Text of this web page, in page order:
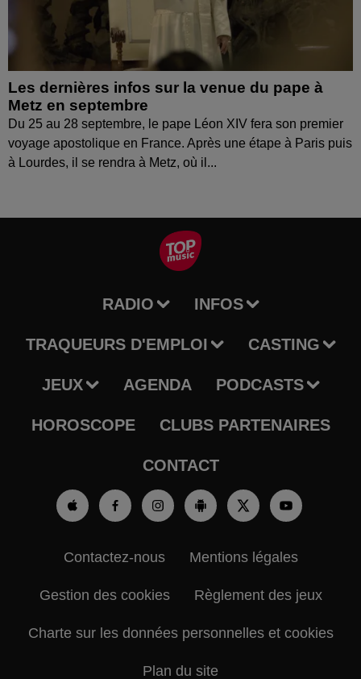
Les dernières infos sur la venue du pape à
Metz en septembre
Du 25 au 28 septembre, le pape Léon XIV fera son premier
voyage apostolique en France. Après une étape à Paris puis
à Lourdes, il se rendra à Metz, où il...
RADIO INFOS
TRAQUEURS D'EMPLOI CASTING
JEUX AGENDA PODCASTS
HOROSCOPE CLUBS PARTENAIRES
CONTACT
Contactez-nous Mentions légales
Gestion des cookies Règlement des jeux
Charte sur les données personnelles et cookies
Plan du site